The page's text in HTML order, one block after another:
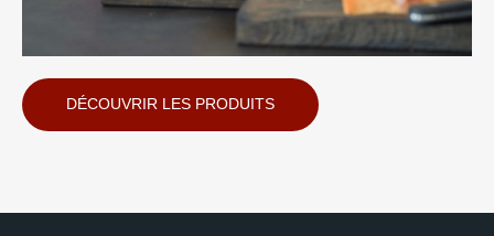
DÉCOUVRIR LES PRODUITS